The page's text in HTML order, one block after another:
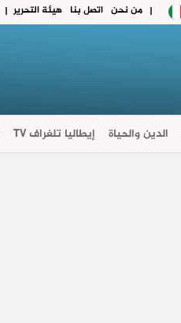
| هيئة التحرير اتصل بنا من نحن |
الدين والحياة إيطاليا تلغراف TV